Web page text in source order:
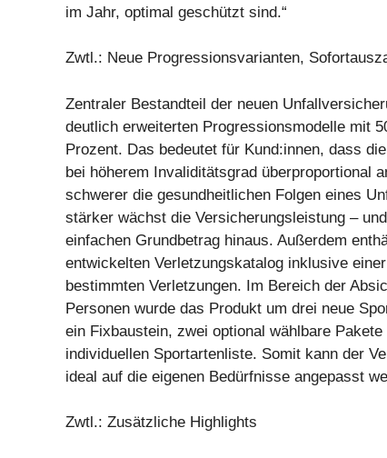
im Jahr, optimal geschützt sind.“
Zwtl.: Neue Progressionsvarianten,
Zentraler Bestandteil der neuen
deutlich erweiterten Progressionsmodelle mit
Prozent. Das bedeutet für Kund:innen, dass
bei höherem Invaliditätsgrad überproportional
schwerer die gesundheitlichen Folgen eines
stärker wächst die Versicherungsleistung –
einfachen Grundbetrag hinaus. Außerdem
entwickelten Verletzungskatalog inklusive
bestimmten Verletzungen. Im Bereich der
Personen wurde das Produkt um drei neue
ein Fixbaustein, zwei optional wählbare
individuellen Sportartenliste. Somit kann der
ideal auf die eigenen Bedürfnisse angepasst
Zwtl.: Zusätzliche Highlights